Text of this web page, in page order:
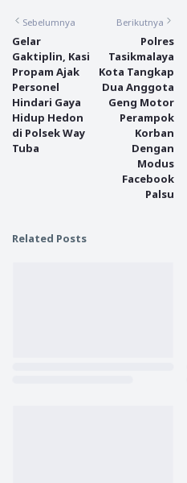
Sebelumnya
Gelar
Gaktiplin, Kasi
Propam Ajak
Personel
Hindari Gaya
Hidup Hedon
di Polsek Way
Tuba
Berikutnya
Polres
Tasikmalaya
Kota Tangkap
Dua Anggota
Geng Motor
Perampok
Korban
Dengan
Modus
Facebook
Palsu
Related Posts